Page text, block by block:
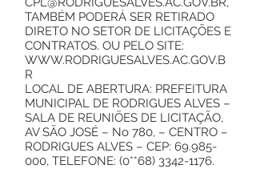
TAMBÉM PODERÁ SER RETIRADO
DIRETO NO SETOR DE LICITAÇÕES E
CONTRATOS. OU PELO SITE:
WWW.RODRIGUESALVES.AC.GOV.B
R
LOCAL DE ABERTURA: PREFEITURA
MUNICIPAL DE RODRIGUES ALVES –
SALA DE REUNIÕES DE LICITAÇÃO,
AV SÃO JOSÉ – No 780, – CENTRO –
RODRIGUES ALVES – CEP: 69.985-
000, TELEFONE: (0**68) 3342-1176.